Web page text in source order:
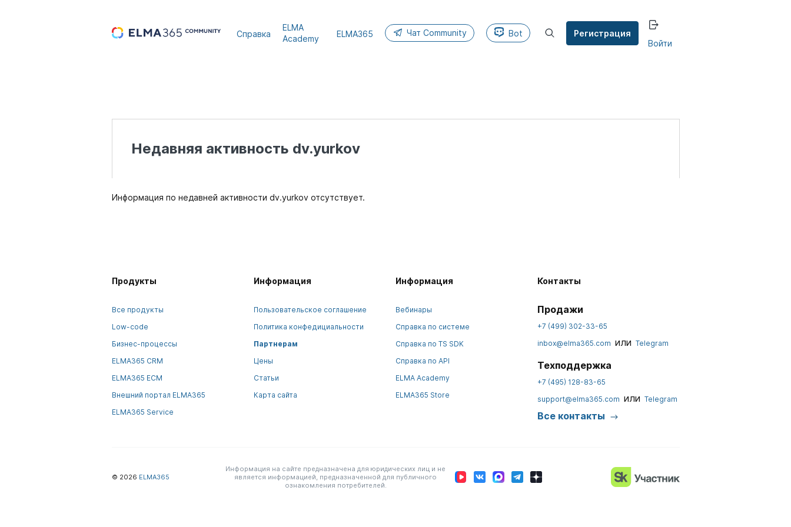
Справка
ELMA
Academy
ELMA365 Чат Community Bot
Регистрация
Войти
Недавняя активность dv.yurkov
Информация по недавней активности dv.yurkov отсутствует.
Продукты
Все продукты
Low-code
Бизнес-процессы
ELMA365 CRM
ELMA365 ECM
Внешний портал ELMA365
ELMA365 Service
Информация
Пользовательское соглашение
Политика конфедициальности
Партнерам
Цены
Статьи
Карта сайта
Информация
Вебинары
Справка по системе
Справка по TS SDK
Справка по API
ELMA Academy
ELMA365 Store
Контакты
Продажи
+7 (499) 302-33-65
inbox@elma365.com или Telegram
Техподдержка
+7 (495) 128-83-65
support@elma365.com или Telegram
Все контакты
© 2026 ELMA365
Информация на сайте предназначена для юридических лиц и не
является информацией, предназначенной для публичного
ознакомления потребителей.